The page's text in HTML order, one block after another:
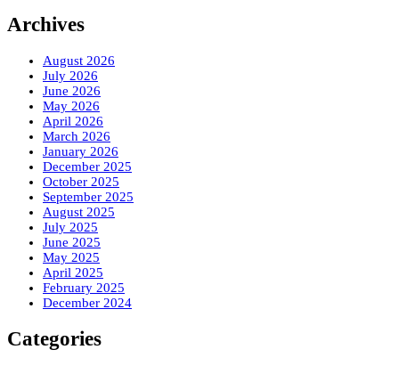
Archives
August 2026
July 2026
June 2026
May 2026
April 2026
March 2026
January 2026
December 2025
October 2025
September 2025
August 2025
July 2025
June 2025
May 2025
April 2025
February 2025
December 2024
Categories